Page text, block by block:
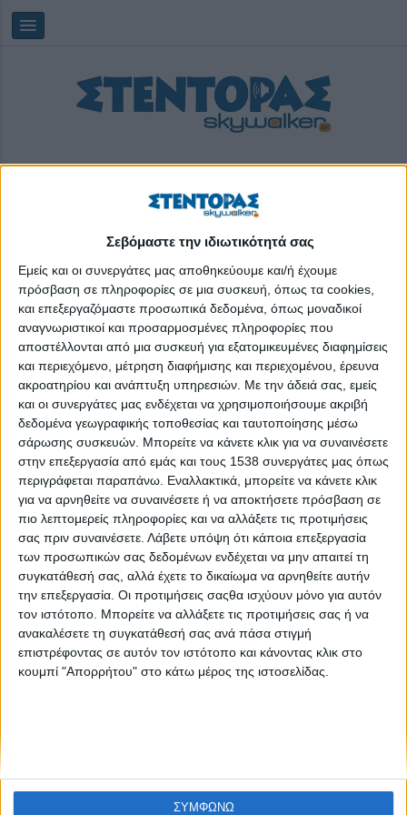
Σεβόμαστε την ιδιωτικότητά σας
Εμείς και οι συνεργάτες μας αποθηκεύουμε και/ή έχουμε
πρόσβαση σε πληροφορίες σε μια συσκευή, όπως τα cookies,
και επεξεργαζόμαστε προσωπικά δεδομένα, όπως μοναδικοί
αναγνωριστικοί και προσαρμοσμένες πληροφορίες που
αποστέλλονται από μια συσκευή για εξατομικευμένες διαφημίσεις
και περιεχόμενο, μέτρηση διαφήμισης και περιεχομένου, έρευνα
ακροατηρίου και ανάπτυξη υπηρεσιών. Με την άδειά σας, εμείς
και οι συνεργάτες μας ενδέχεται να χρησιμοποιήσουμε ακριβή
δεδομένα γεωγραφικής τοποθεσίας και ταυτοποίησης μέσω
σάρωσης συσκευών. Μπορείτε να κάνετε κλικ για να συναινέσετε
στην επεξεργασία από εμάς και τους 1538 συνεργάτες μας όπως
περιγράφεται παραπάνω. Εναλλακτικά, μπορείτε να κάνετε κλικ
για να αρνηθείτε να συναινέσετε ή να αποκτήσετε πρόσβαση σε
πιο λεπτομερείς πληροφορίες και να αλλάξετε τις προτιμήσεις
σας πριν συναινέσετε. Λάβετε υπόψη ότι κάποια επεξεργασία
των προσωπικών σας δεδομένων ενδέχεται να μην απαιτεί τη
συγκατάθεσή σας, αλλά έχετε το δικαίωμα να αρνηθείτε αυτήν
την επεξεργασία. Οι προτιμήσεις σαςθα ισχύουν μόνο για αυτόν
τον ιστότοπο. Μπορείτε να αλλάξετε τις προτιμήσεις σας ή να
ανακαλέσετε τη συγκατάθεσή σας ανά πάσα στιγμή
επιστρέφοντας σε αυτόν τον ιστότοπο και κάνοντας κλικ στο
κουμπί "Απορρήτου" στο κάτω μέρος της ιστοσελίδας.
ΣΥΜΦΩΝΩ
Κυριακή, 09/08/2026 16:54:59
Παλαιό Αμαξοστάσιο του ΟΣΥ
Παρουσίαση του βιβλίου «Σκέψεις για την κοινωνική
οικονομία»
None feed
CONNECT
NEWSLETTER